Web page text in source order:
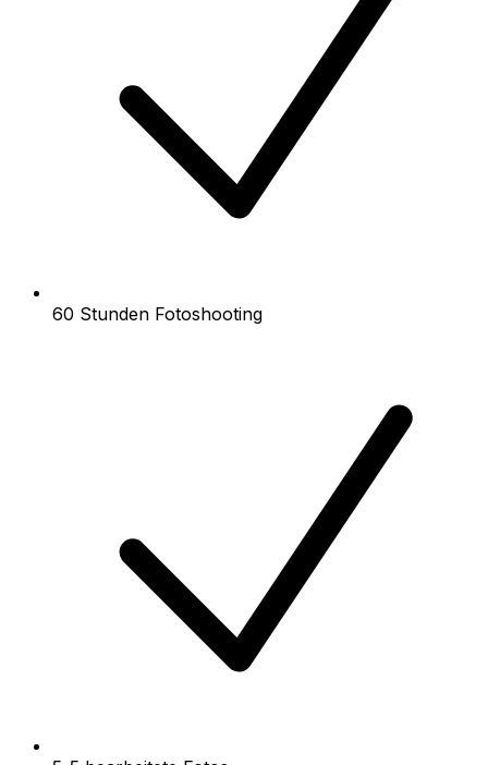
60 Stunden Fotoshooting